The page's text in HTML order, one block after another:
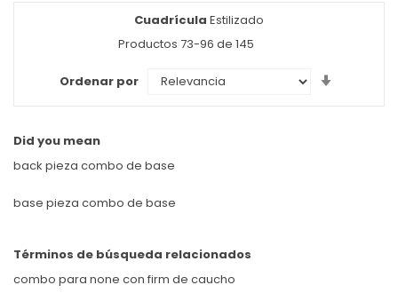
Ver
como
Cuadrícula Estilizado
Productos 73-96 de 145
Ordenar por
Did you mean
back pieza combo de base
base pieza combo de base
Términos de búsqueda relacionados
combo para none con firm de caucho